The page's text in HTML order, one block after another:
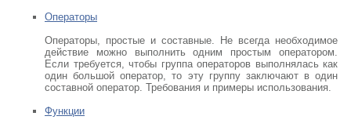
Операторы
Операторы, простые и составные. Не всегда необходимое
действие можно выполнить одним простым оператором.
Если требуется, чтобы группа операторов выполнялась как
один большой оператор, то эту группу заключают в один
составной оператор. Требования и примеры использования.
Функции